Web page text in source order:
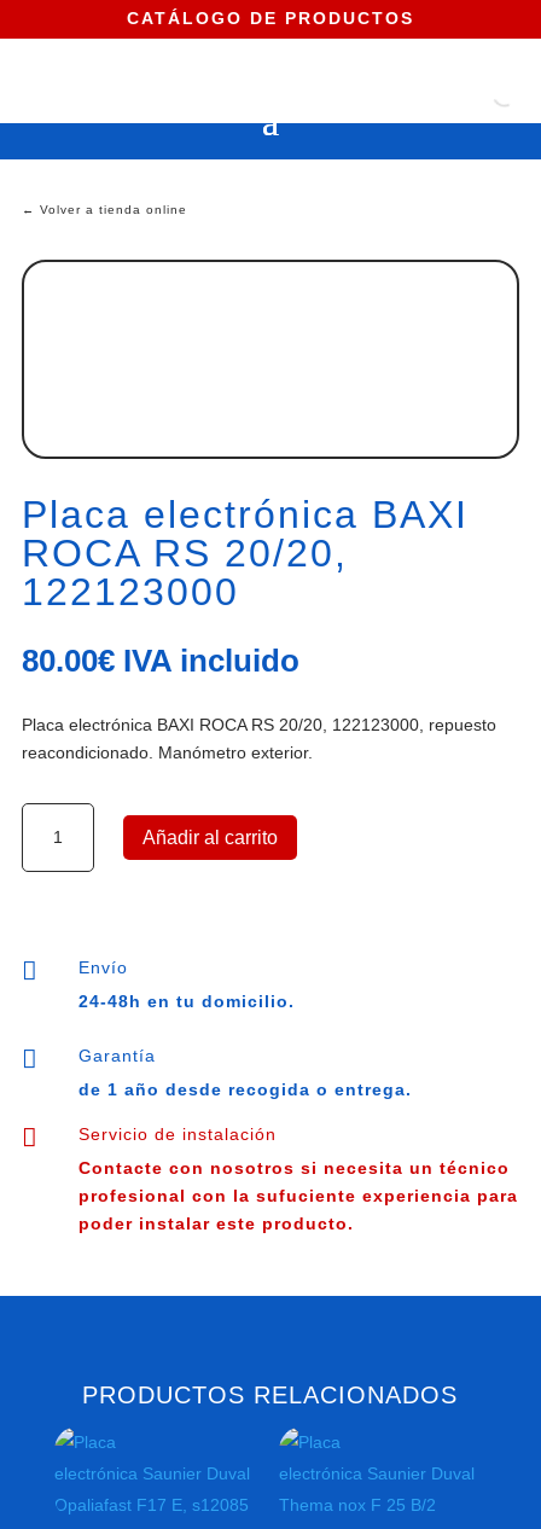
CATÁLOGO DE PRODUCTOS
← Volver a tienda online
Placa electrónica BAXI
ROCA RS 20/20,
122123000
80.00€ IVA incluido
Placa electrónica BAXI ROCA RS 20/20, 122123000, repuesto
reacondicionado. Manómetro exterior.
electrónica
BAXI
122123000
cantidad
Añadir al carrito

Envío
24-48h en tu domicilio.

Garantía
de 1 año desde recogida o entrega.

Servicio de instalación
Contacte con nosotros si necesita un técnico
profesional con la sufuciente experiencia para
poder instalar este producto.
PRODUCTOS RELACIONADOS